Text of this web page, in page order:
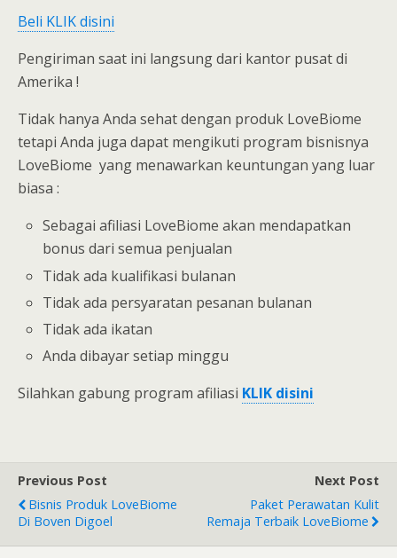
Beli KLIK disini
Pengiriman saat ini langsung dari kantor pusat di
Amerika !
Tidak hanya Anda sehat dengan produk LoveBiome
tetapi Anda juga dapat mengikuti program bisnisnya
LoveBiome yang menawarkan keuntungan yang luar
biasa :
Sebagai afiliasi LoveBiome akan mendapatkan
bonus dari semua penjualan
Tidak ada kualifikasi bulanan
Tidak ada persyaratan pesanan bulanan
Tidak ada ikatan
Anda dibayar setiap minggu
Silahkan gabung program afiliasi KLIK disini
Previous Post
Bisnis Produk LoveBiome
Di Boven Digoel
Next Post
Paket Perawatan Kulit
Remaja Terbaik LoveBiome